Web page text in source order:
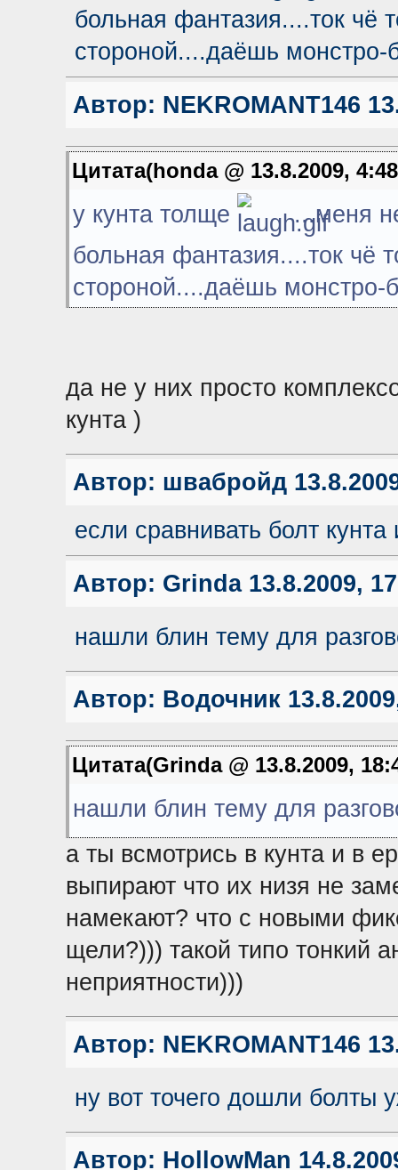
больная фантазия....ток чё
стороной....даёшь монстро-
Автор: NEKROMANT146
Цитата(honda @ 13.8.2009,
у кунта толще
...меня
больная фантазия....ток чё
стороной....даёшь монстро-
да не у них просто
кунта )
Автор: швабройд
если сравнивать болт
Автор: Grinda13.8.2009,
нашли блин тему для
Автор: Водочник
Цитата(Grinda @ 13.8.2009,
нашли блин тему для
а ты всмотрись в кунта и в
выпирают что их низя не
намекают? что с новыми
щели?))) такой типо тонкий
неприятности)))
Автор: NEKROMANT146
ну вот точего дошли болты
Автор: HollowMan